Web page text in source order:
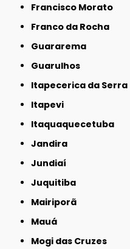
Francisco Morato
Franco da Rocha
Guararema
Guarulhos
Itapecerica da Serra
Itapevi
Itaquaquecetuba
Jandira
Jundiaí
Juquitiba
Mairiporã
Mauá
Mogi das Cruzes